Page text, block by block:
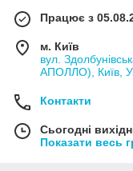
Працює з
м. Київ
вул.
АПОЛЛО), Київ,
Контакти
Сьогодні
Показати весь